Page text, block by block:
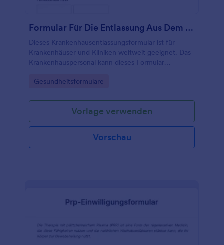
Formular Für Die Entlassung Aus Dem Krankenhaus
Dieses Krankenhausentlassungsformular ist für
Krankenhäuser und Kliniken weltweit geeignet. Das
Krankenhauspersonal kann dieses Formular
Anforderungen erfüllt sind, bevor ein Patient
enthält alle wichtigen Informationen, die benötigt
werden. Wenn dieses Musterformular für die
Entlassung aus dem Krankenhaus jedoch ein oder
mehrere Felder nicht enthält, die Sie benötigen,
müssen Sie sich keine Sorgen machen. Sie können
Sie brauchen keine Programmierkenntnisse. Nutzen
Entlassung von Patienten benötigen.
Go to Category:
Gesundheitsformulare
Vorlage verwenden
Vorschau